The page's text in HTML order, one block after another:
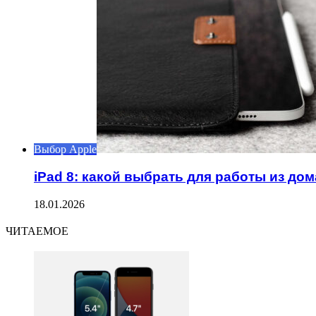
Выбор Apple
iPad 8: какой выбрать для работы из
18.01.2026
ЧИТАЕМОЕ